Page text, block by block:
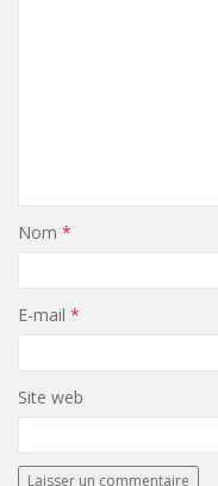
Nom *
E-mail *
Site web